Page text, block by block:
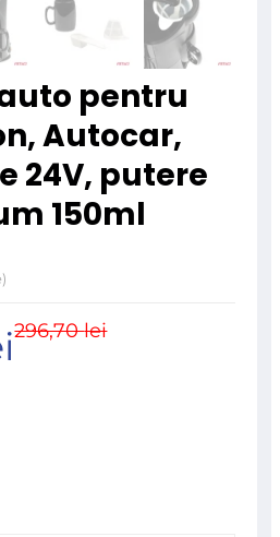
pentru
Autocar,
24V, putere
150ml
296,70leiPrețul
Prețul